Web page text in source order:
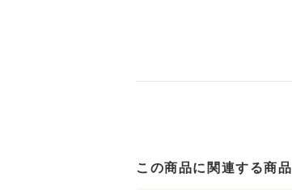
この商品に関連する商品